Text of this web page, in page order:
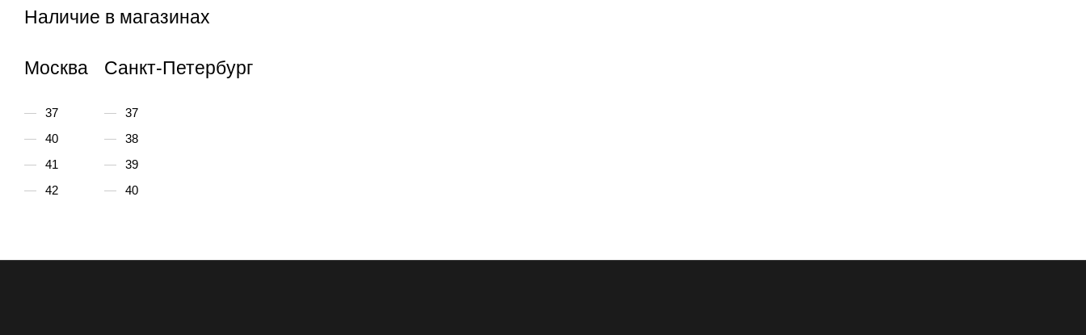
Наличие в магазинах
Москва
37
40
41
42
Санкт-Петербург
37
38
39
40